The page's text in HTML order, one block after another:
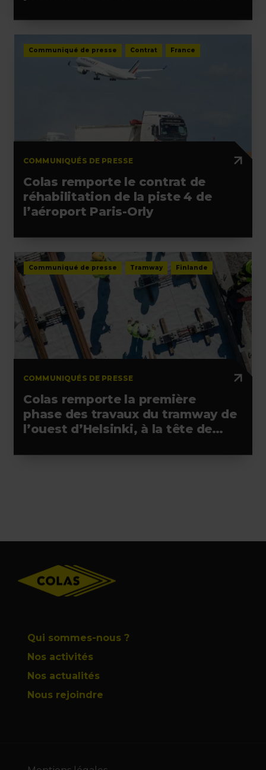
Communiqué de presse Contrat France
COMMUNIQUÉS DE PRESSE
Colas remporte le contrat de
réhabilitation de la piste 4 de
l’aéroport Paris-Orly
Communiqué de presse Tramway Finlande
COMMUNIQUÉS DE PRESSE
Colas remporte la première
phase des travaux du tramway de
l’ouest d’Helsinki, à la tête de
Qui sommes-nous ?
Nos activités
Nos actualités
Nous rejoindre